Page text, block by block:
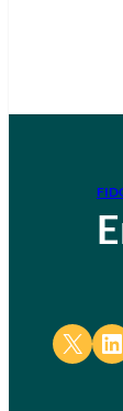
Share on X